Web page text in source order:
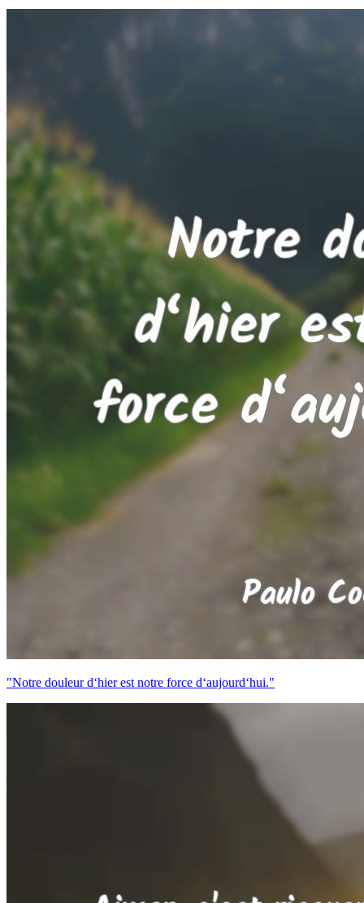
"Notre douleur d‘hier est notre force d‘aujourd‘hui."